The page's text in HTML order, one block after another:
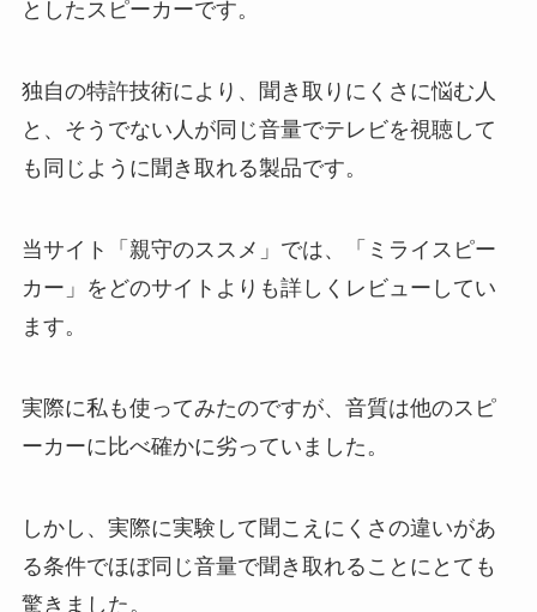
としたスピーカーです。
独自の特許技術により、聞き取りにくさに悩む人
と、そうでない人が同じ音量でテレビを視聴して
も同じように聞き取れる製品です。
当サイト「親守のススメ」では、「ミライスピー
カー」をどのサイトよりも詳しくレビューしてい
ます。
実際に私も使ってみたのですが、音質は他のスピ
ーカーに比べ確かに劣っていました。
しかし、実際に実験して聞こえにくさの違いがあ
る条件でほぼ同じ音量で聞き取れることにとても
驚きました。